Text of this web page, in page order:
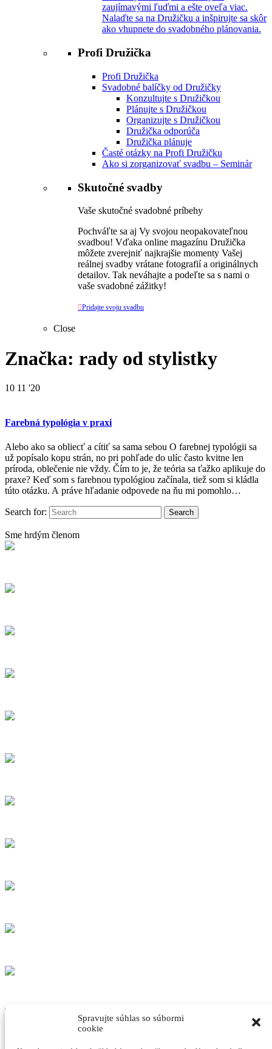
Spravujte súhlas so súbormi
cookie
zaujímavými ľuďmi a ešte oveľa viac.
Nalaďte sa na Družičku a inšpirujte sa skôr
ako vhupnete do svadobného plánovania.
Profi Družička
Profi Družička
Svadobné balíčky od Družičky
Konzultujte s Družičkou
Plánujte s Družičkou
Organizujte s Družičkou
Družička odporúča
Družička plánuje
Časté otázky na Profi Družičku
Ako si zorganizovať svadbu – Seminár
Skutočné svadby
Vaše skutočné svadobné príbehy
Pochváľte sa aj Vy svojou neopakovateľnou
svadbou! Vďaka online magazínu Družička
môžete zverejniť najkrajšie momenty Vašej
reálnej svadby vrátane fotografií a originálnych
detailov. Tak neváhajte a podeľte sa s nami o
vaše svadobné zážitky!
Pridajte svoju svadbu
Close
Značka: rady od stylistky
10 11 '20
Farebná typológia v praxi
Alebo ako sa obliecť a cítiť sa sama sebou O farebnej typológii sa
už popísalo kopu strán, no pri pohľade do ulíc často kvitne len
príroda, oblečenie nie vždy. Čím to je, že teória sa ťažko aplikuje do
praxe? Keď som s farebnou typológiou začínala, tiež som si kládla
túto otázku. A práve hľadanie odpovede na ňu mi pomohlo…
Search for:
Sme hrdým členom